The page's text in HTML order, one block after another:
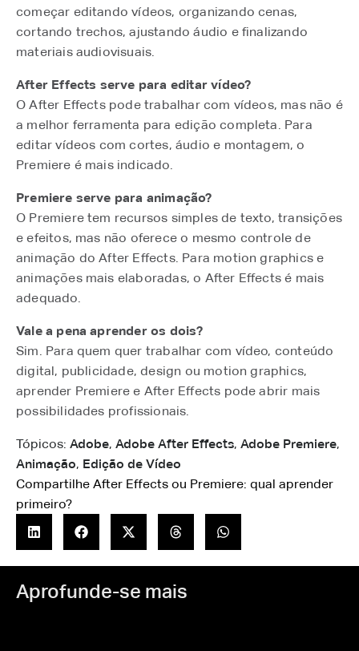
começar editando vídeos, organizando cenas,
cortando trechos, ajustando áudio e finalizando
materiais audiovisuais.
After Effects serve para editar vídeo?
O After Effects pode trabalhar com vídeos, mas não é
a melhor ferramenta para edição completa. Para
editar vídeos com cortes, áudio e montagem, o
Premiere é mais indicado.
Premiere serve para animação?
O Premiere tem recursos simples de texto, transições
e efeitos, mas não oferece o mesmo controle de
animação do After Effects. Para motion graphics e
animações mais elaboradas, o After Effects é mais
adequado.
Vale a pena aprender os dois?
Sim. Para quem quer trabalhar com vídeo, conteúdo
digital, publicidade, design ou motion graphics,
aprender Premiere e After Effects pode abrir mais
possibilidades profissionais.
Tópicos: Adobe, Adobe After Effects, Adobe Premiere,
Animação, Edição de Vídeo
Compartilhe After Effects ou Premiere: qual aprender
primeiro?
Aprofunde-se mais